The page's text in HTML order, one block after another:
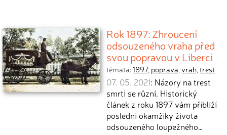
Rok 1897: Zhroucení
odsouzeného vraha před
svou popravou v Liberci
témata:1897, poprava,vrah,trest
07. 05. 2021: Názory na trest
smrti se různí. Historický
článek z roku 1897 vám přiblíží
poslední okamžiky života
odsouzeného loupežného…